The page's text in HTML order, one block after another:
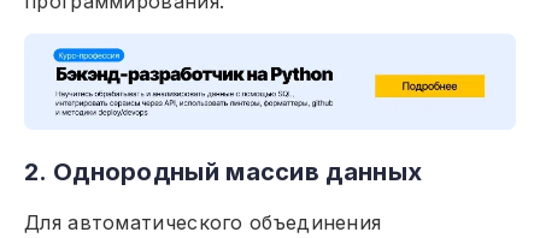
2. Однородный массив данных
Для автоматического объединения